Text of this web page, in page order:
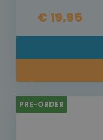
€ 19,95
PRE-ORDER